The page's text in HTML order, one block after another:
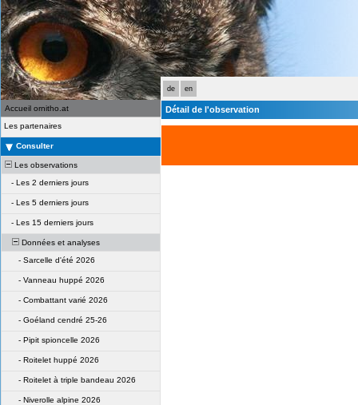
de en
Accueil ornitho.at
Les partenaires
Consulter
Les observations
- Les 2 derniers jours
- Les 5 derniers jours
- Les 15 derniers jours
Données et analyses
- Sarcelle d'été 2026
- Vanneau huppé 2026
- Combattant varié 2026
- Goéland cendré 25-26
- Pipit spioncelle 2026
- Roitelet huppé 2026
- Roitelet à triple bandeau 2026
- Niverolle alpine 2026
Détail de l'observation